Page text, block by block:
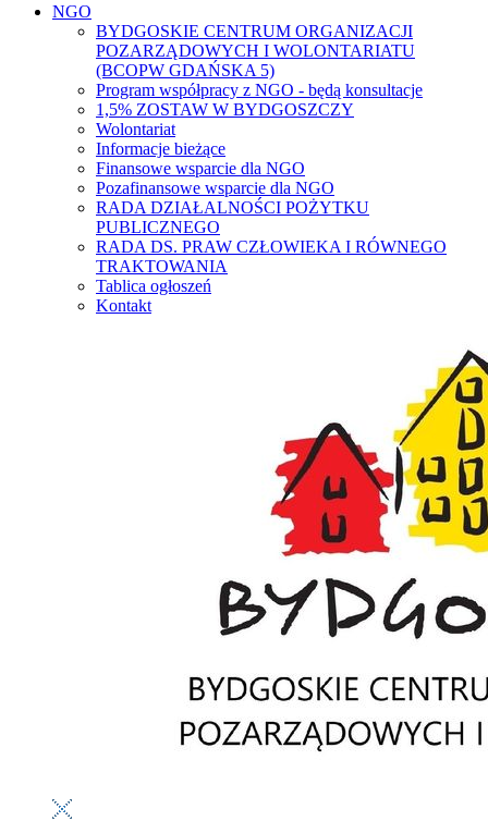
NGO
BYDGOSKIE CENTRUM ORGANIZACJI
POZARZĄDOWYCH I WOLONTARIATU
(BCOPW GDAŃSKA 5)
Program współpracy z NGO - będą konsultacje
1,5% ZOSTAW W BYDGOSZCZY
Wolontariat
Informacje bieżące
Finansowe wsparcie dla NGO
Pozafinansowe wsparcie dla NGO
RADA DZIAŁALNOŚCI POŻYTKU
PUBLICZNEGO
RADA DS. PRAW CZŁOWIEKA I RÓWNEGO
TRAKTOWANIA
Tablica ogłoszeń
Kontakt